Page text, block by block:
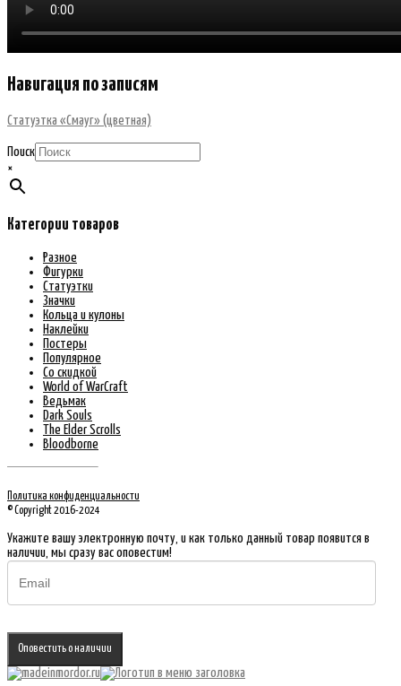
Навигация по записям
Статуэтка «Смауг» (цветная)
Поиск
×
Категории товаров
Разное
Фигурки
Статуэтки
Значки
Кольца и кулоны
Наклейки
Постеры
Популярное
Со скидкой
World of WarCraft
Ведьмак
Dark Souls
The Elder Scrolls
Bloodborne
Политика конфиденциальности
© Copyright 2016-2024
Укажите вашу электронную почту, и как только данный товар появится в
наличии, мы сразу вас оповестим!
Оповестить о наличии